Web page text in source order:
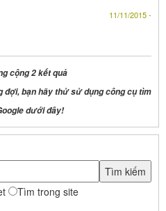
11/11/2015 -
cộng 2 kết quả
đợi, bạn hãy thử sử dụng công cụ tìm
dưới đây!
Tìm trong site